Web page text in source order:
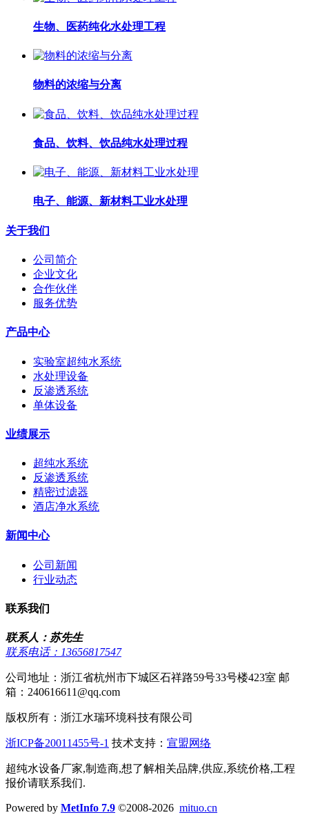
生物、医药纯化水处理工程
物料的浓缩与分离
食品、饮料、饮品纯水处理过程
电子、能源、新材料工业水处理
关于我们
公司简介
企业文化
合作伙伴
服务优势
产品中心
实验室超纯水系统
水处理设备
反渗透系统
单体设备
业绩展示
超纯水系统
反渗透系统
精密过滤器
酒店净水系统
新闻中心
公司新闻
行业动态
联系我们
联系人：苏先生
联系电话：13656817547
公司地址：浙江省杭州市下城区石祥路59号33号楼423室 邮
箱：240616611@qq.com
版权所有：浙江水瑞环境科技有限公司
浙ICP备20011455号-1 技术支持： 宣盟网络
超纯水设备厂家,制造商,想了解相关品牌,供应,系统价格,工程
报价请联系我们.
Powered by MetInfo 7.9 ©2008-2026 mituo.cn